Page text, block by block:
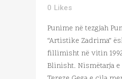
0 Likes
Punime në tezgjah
“Artistike Zadrima”
fillimisht në vitin
Blinisht. Nismëtarja e